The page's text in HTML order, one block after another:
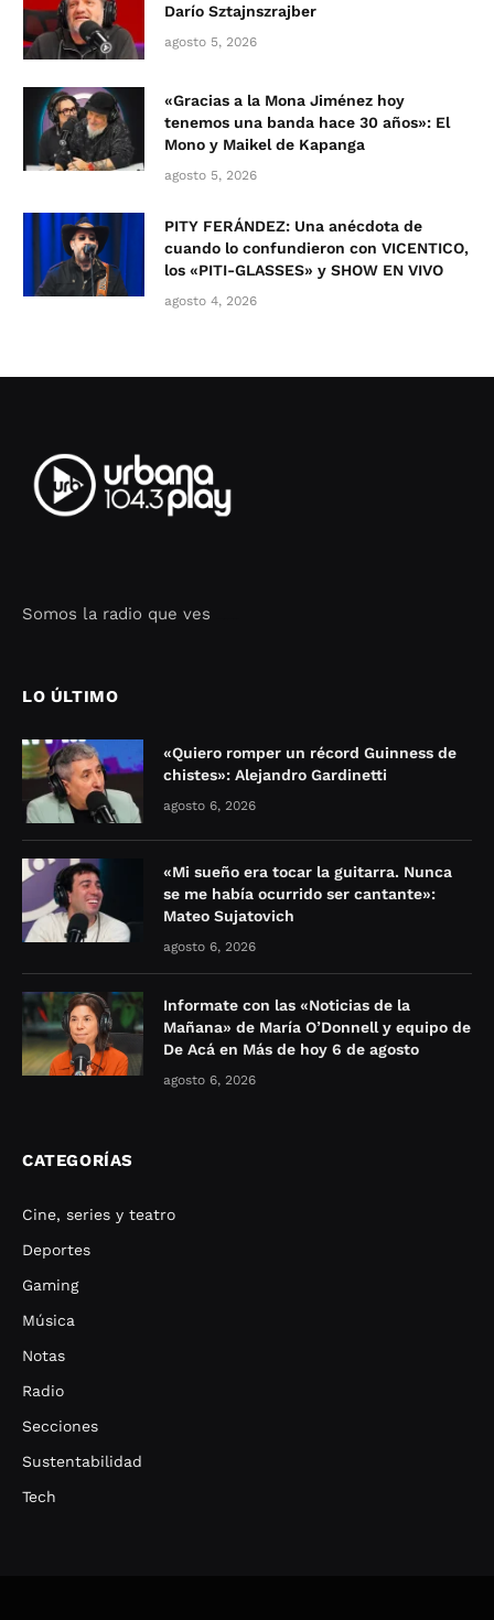
Darío Sztajnszrajber
agosto 5, 2026
«Gracias a la Mona Jiménez hoy
tenemos una banda hace 30 años»: El
Mono y Maikel de Kapanga
agosto 5, 2026
PITY FERÁNDEZ: Una anécdota de
cuando lo confundieron con VICENTICO,
los «PITI-GLASSES» y SHOW EN VIVO
agosto 4, 2026
Somos la radio que ves
LO ÚLTIMO
«Quiero romper un récord Guinness de
chistes»: Alejandro Gardinetti
agosto 6, 2026
«Mi sueño era tocar la guitarra. Nunca
se me había ocurrido ser cantante»:
Mateo Sujatovich
agosto 6, 2026
Informate con las «Noticias de la
Mañana» de María O’Donnell y equipo de
De Acá en Más de hoy 6 de agosto
agosto 6, 2026
CATEGORÍAS
Cine, series y teatro
Deportes
Gaming
Música
Notas
Radio
Secciones
Sustentabilidad
Tech